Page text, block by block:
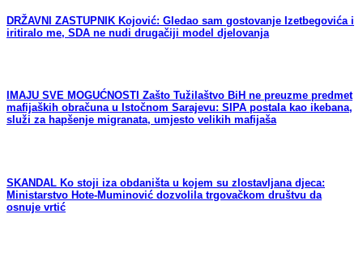
DRŽAVNI ZASTUPNIK Kojović: Gledao sam gostovanje Izetbegovića i
iritiralo me, SDA ne nudi drugačiji model djelovanja
IMAJU SVE MOGUĆNOSTI Zašto Tužilaštvo BiH ne preuzme predmet
mafijaških obračuna u Istočnom Sarajevu: SIPA postala kao ikebana,
služi za hapšenje migranata, umjesto velikih mafijaša
SKANDAL Ko stoji iza obdaništa u kojem su zlostavljana djeca:
Ministarstvo Hote-Muminović dozvolila trgovačkom društvu da
osnuje vrtić